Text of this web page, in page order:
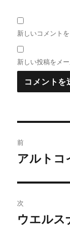
新しいコメント
新しい投稿をメ
稿
ビ
ゲ
前
前
投
稿:
アルトコ
次
次
ウエルス